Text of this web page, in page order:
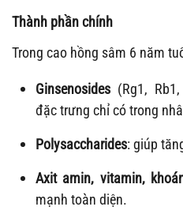
Thành phần chính
Trong cao hồng sâm 6 năm
Ginsenosides (Rg1,
đặc trưng chỉ có trong
Polysaccharides: giúp
Axit amin, vitamin,
mạnh toàn diện.